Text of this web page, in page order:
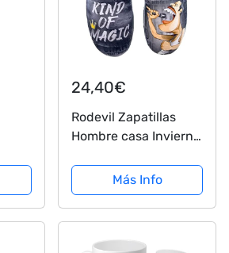
24,40€
Rodevil Zapatillas
Hombre casa Invierno
Mercury - Fabricación
Nacional 42
Más Info